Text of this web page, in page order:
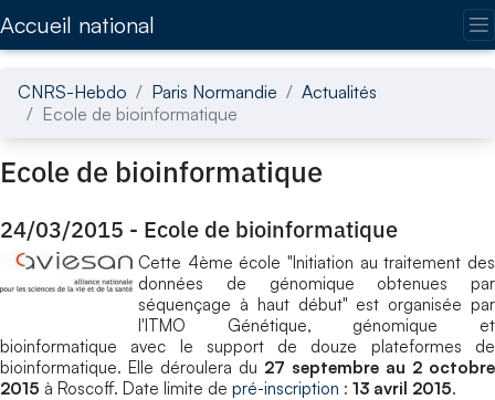
Accueil national
CNRS-Hebdo Paris Normandie
Actualités
Ecole de bioinformatique
Ecole de bioinformatique
24/03/2015 - Ecole de bioinformatique
Cette 4ème école "Initiation au traitement des
données de génomique obtenues par
séquençage à haut début" est organisée par
l'ITMO Génétique, génomique et
bioinformatique avec le support de douze plateformes de
bioinformatique. Elle déroulera du 27 septembre au 2 octobre
2015 à Roscoff. Date limite de pré-inscription : 13 avril 2015.